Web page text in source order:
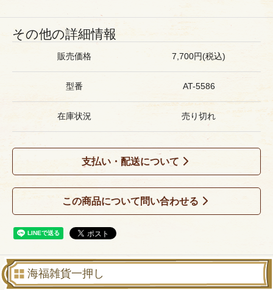
その他の詳細情報
販売価格 7,700円(税込)
型番 AT-5586
在庫状況 売り切れ
支払い・配送について
この商品について問い合わせる
海福雑貨一押し